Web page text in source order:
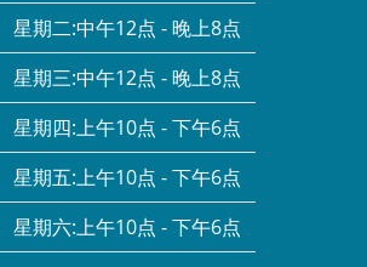
星期二:中午12点 - 晚上8点
星期三:中午12点 - 晚上8点
星期四:上午10点 - 下午6点
星期五:上午10点 - 下午6点
星期六:上午10点 - 下午6点